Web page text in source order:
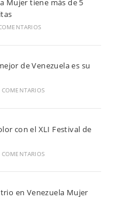
Mujer tiene más de 5
de Venezuela es su
con el XLI Festival de
en Venezuela Mujer